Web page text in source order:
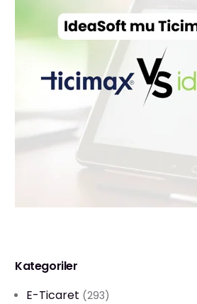
Kategoriler
E-Ticaret (293)